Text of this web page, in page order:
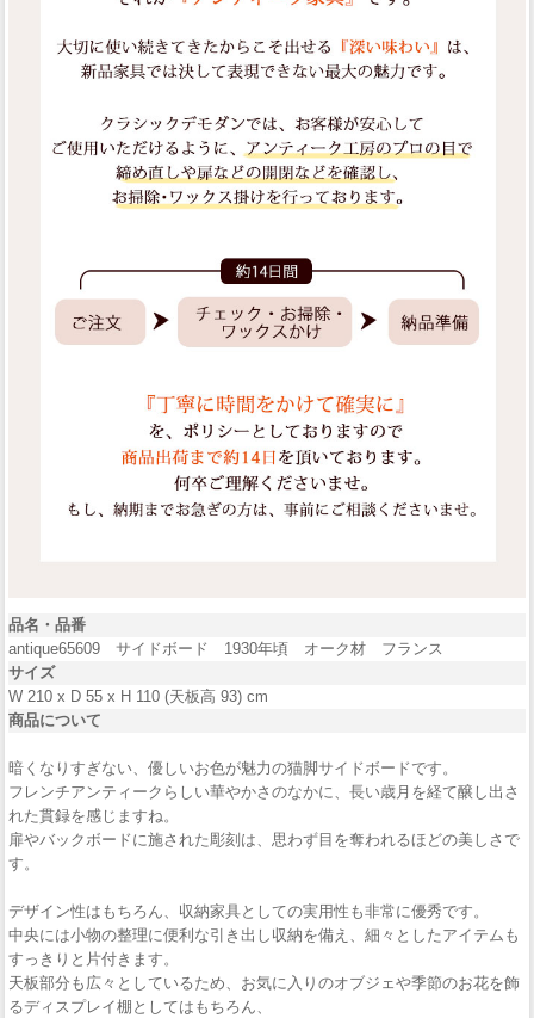
品名・品番
antique65609 サイドボード 1930年頃 オーク材 フランス
サイズ
W 210 x D 55 x H 110 (天板高 93) cm
商品について
暗くなりすぎない、優しいお色が魅力の猫脚サイドボードです。
フレンチアンティークらしい華やかさのなかに、長い歳月を経て醸し出さ
れた貫録を感じますね。
扉やバックボードに施された彫刻は、思わず目を奪われるほどの美しさで
す。
デザイン性はもちろん、収納家具としての実用性も非常に優秀です。
中央には小物の整理に便利な引き出し収納を備え、細々としたアイテムも
すっきりと片付きます。
天板部分も広々としているため、お気に入りのオブジェや季節のお花を飾
るディスプレイ棚としてはもちろん、